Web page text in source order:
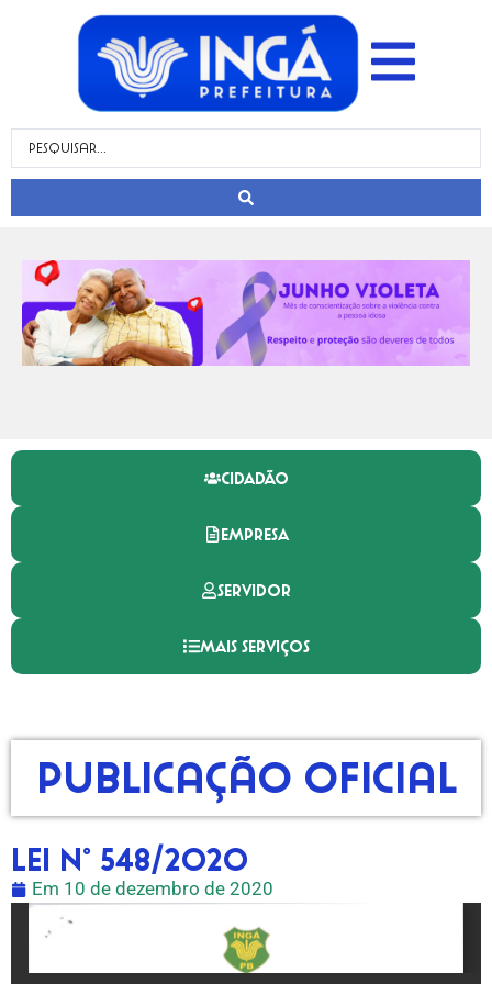
CIDADÃO
EMPRESA
SERVIDOR
MAIS SERVIÇOS
Publicação Oficial
LEI N° 548/2020
Em 10 de dezembro de 2020